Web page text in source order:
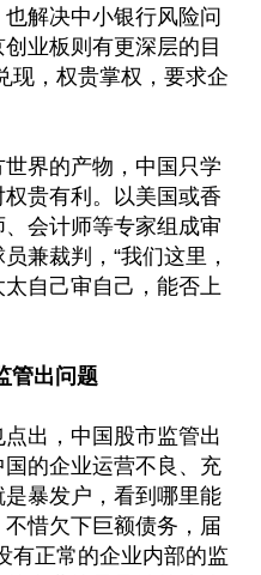
解决中小银行风险问
业板则有更深层的目
现，权贵掌权，要求企
界的产物，中国只学
贵有利。以美国或香
会计师等专家组成审
兼裁判，“我们这里，
自己审自己，能否上
管出问题
出，中国股市监管出
的企业运营不良、充
暴发户，看到哪里能
惜欠下巨额债务，届
有正常的企业内部的监